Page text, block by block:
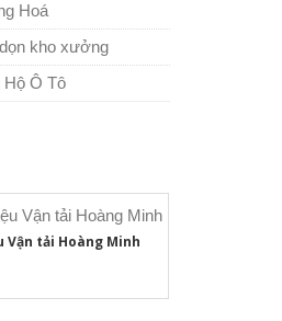
Hoá
kho xưởng
Ô Tô
tải Hoàng Minh